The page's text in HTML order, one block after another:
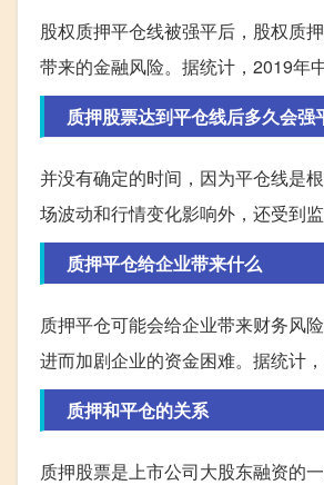
股权质押平仓线被强平后，股权质
带来的金融风险。据统计，2019年
质押股票达到平仓线后多久会强
并没有确定的时间，因为平仓线是
场波动和行情变化影响外，还受到
质押平仓给企业带来什么
质押平仓可能会给企业带来财务风
进而加剧企业的资金困难。据统计
质押和平仓的关系
质押股票是上市公司大股东融资的